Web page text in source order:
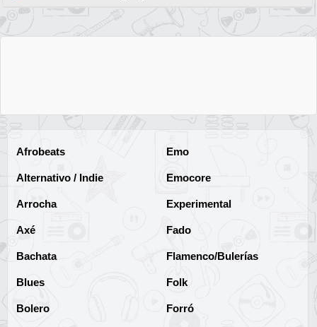
Afrobeats
Alternativo / Indie
Arrocha
Axé
Bachata
Blues
Bolero
Emo
Emocore
Experimental
Fado
Flamenco/Bulerías
Folk
Forró